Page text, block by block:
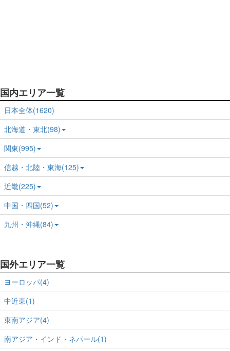
国内エリア一覧
日本全体(1620)
北海道・東北(98)
関東(995)
信越・北陸・東海(125)
近畿(225)
中国・四国(52)
九州・沖縄(84)
国外エリア一覧
ヨーロッパ(4)
中近東(1)
東南アジア(4)
南アジア・インド・ネパール(1)